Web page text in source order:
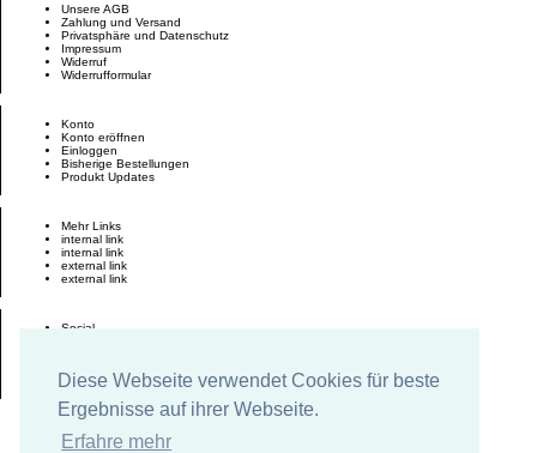
Diese Webseite verwendet Cookies für beste
Ergebnisse auf ihrer Webseite.
Erfahre mehr
Unsere AGB
Zahlung und Versand
Privatsphäre und Datenschutz
Impressum
Widerruf
Widerrufformular
Konto
Konto eröffnen
Einloggen
Bisherige Bestellungen
Produkt Updates
Mehr Links
internal link
internal link
external link
external link
Social
Pinterest